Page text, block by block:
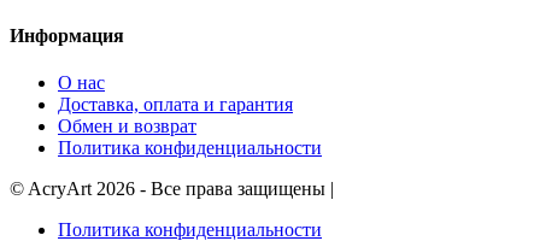
Информация
О нас
Доставка, оплата и гарантия
Обмен и возврат
Политика конфиденциальности
© AcryArt 2026 - Все права защищены |
Политика конфиденциальности